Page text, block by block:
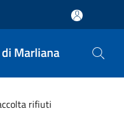
Marliana
rifiuti